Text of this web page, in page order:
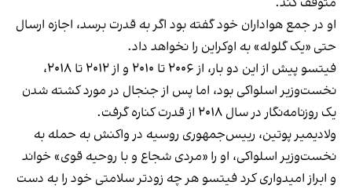
او در جمع هواداران خود گفته بود اگر به قدرت برسد، اجازه ارسال
حتی «یک گلوله» به اوکراین را نخواهد داد.
فیتسو پیش از این دو بار، از ۲۰۰۶ تا ۲۰۱۰ و از ۲۰۱۲ تا ۲۰۱۸،
نخست‌وزیر اسلواکی بود، اما پس از جنجال در مورد کشته شدن
یک روزنامه‌نگار در سال ۲۰۱۸ از قدرت کناره گرفت.
ولادیمیر پوتین، رییس‌جمهوری روسیه در واکنش به حمله به
نخست‌وزیر اسلواکی، او را «مردی شجاع و با روحیه قوی» خواند
و ابراز امیدواری کرد فیتسو هر چه زودتر سلامتی خود را به دست